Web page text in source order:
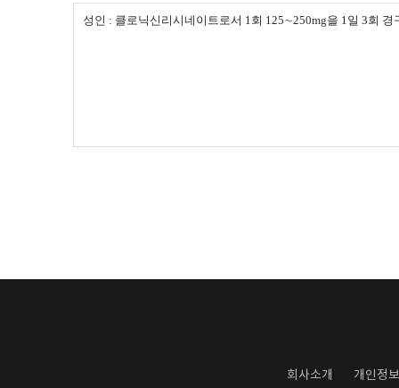
성인 : 클로닉신리시네이트로서 1회 125∼250mg을 1일 3회 경
회사소개 개인정